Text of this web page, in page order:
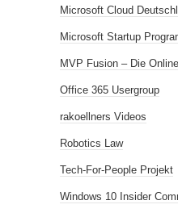
Microsoft Cloud
Microsoft Startup
MVP Fusion – Die
Office 365 Usergroup
rakoellners Videos
Robotics Law
Tech-For-People Projekt
Windows 10 Insider